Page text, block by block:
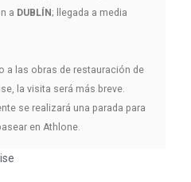
a DUBLÍN; llegada a media
a las obras de restauración de
la visita será más breve.
se realizará una parada para
en Athlone.